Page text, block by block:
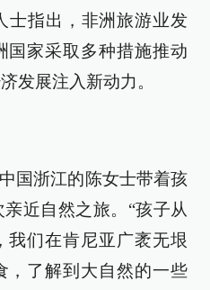
士指出，非洲旅游业发
国家采取多种措施推动
发展注入新动力。
国浙江的陈女士带着孩
近自然之旅。“孩子从
我们在肯尼亚广袤无垠
，了解到大自然的一些